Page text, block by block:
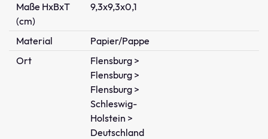
Maße HxBxT
(cm)
9,3x9,3x0,1
Material
Papier/Pappe
Ort
Flensburg >
Flensburg >
Flensburg >
Schleswig-
Holstein >
Deutschland